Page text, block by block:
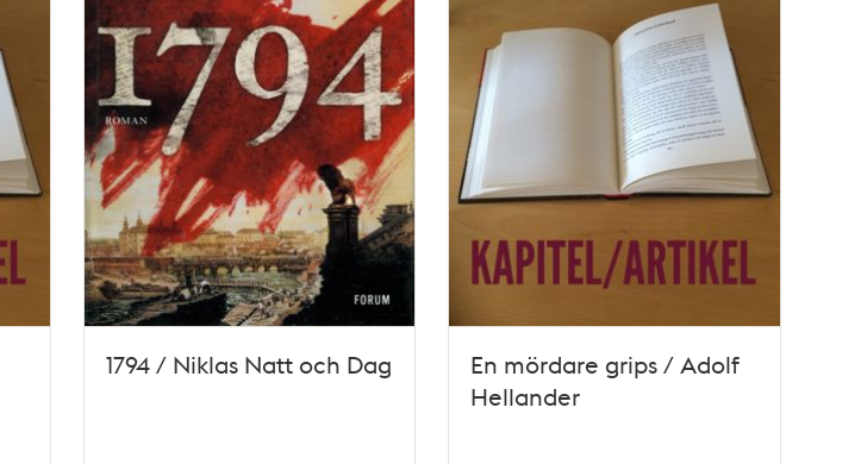
1794 / Niklas Natt och Dag
En mördare grips / Adolf
Hellander